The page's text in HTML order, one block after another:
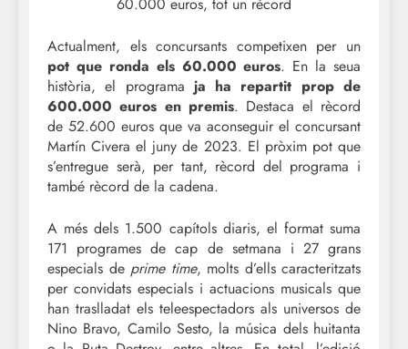
60.000 euros, tot un rècord
Actualment, els concursants competixen per un
pot que ronda els 60.000 euros. En la seua
història, el programa ja ha repartit prop de
600.000 euros en premis. Destaca el rècord
de 52.600 euros que va aconseguir el concursant
Martín Civera el juny de 2023. El pròxim pot que
s’entregue serà, per tant, rècord del programa i
també rècord de la cadena.
A més dels 1.500 capítols diaris, el format suma
171 programes de cap de setmana i 27 grans
especials de prime time, molts d’ells caracteritzats
per convidats especials i actuacions musicals que
han traslladat els teleespectadors als universos de
Nino Bravo, Camilo Sesto, la música dels huitanta